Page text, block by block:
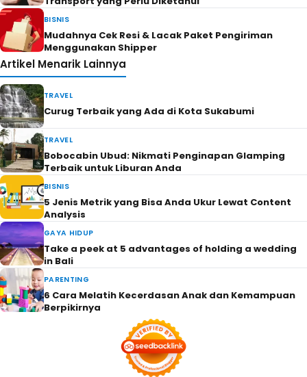
BISNIS
Mudahnya Cek Resi & Lacak Paket Pengiriman
Menggunakan Shipper
Artikel Menarik Lainnya
TRAVEL
Curug Terbaik yang Ada di Kota Sukabumi
TRAVEL
Bobocabin Ubud: Nikmati Penginapan Glamping
Terbaik untuk Liburan Anda
BISNIS
5 Jenis Metrik yang Bisa Anda Ukur Lewat Content
Analysis
GAYA HIDUP
Take a peek at 5 advantages of holding a wedding
in Bali
PARENTING
6 Cara Melatih Kecerdasan Anak dan Kemampuan
Berpikirnya